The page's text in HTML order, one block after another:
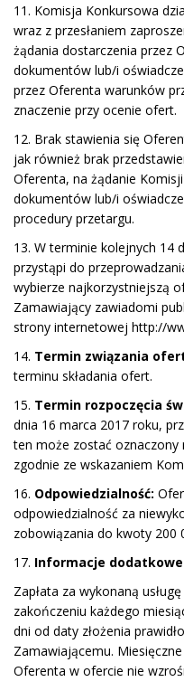
11. Komisja Konkursowa
wraz z przesłaniem
żądania dostarczenia przez
dokumentów lub/i
przez Oferenta warunków
znaczenie przy ocenie ofert.
12. Brak stawienia się
jak również brak
Oferenta, na żądanie
dokumentów lub/i
procedury przetargu.
13. W terminie kolejnych 14
przystąpi do
wybierze najkorzystniejszą
Zamawiający zawiadomi
strony internetowej http://
14. Termin związania
terminu składania ofert.
15. Termin rozpoczęcia
dnia 16 marca 2017 roku,
ten może zostać oznaczony
zgodnie ze wskazaniem
16. Odpowiedzialność:
odpowiedzialność za
zobowiązania do kwoty 200
17. Informacje
Zapłata za wykonaną
zakończeniu każdego
dni od daty złożenia
Zamawiającemu.
Oferenta w ofercie nie